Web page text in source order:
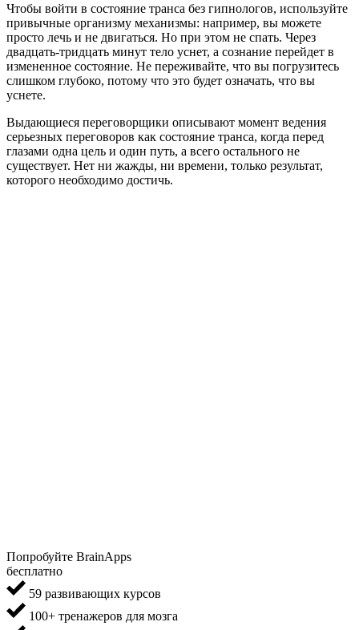
Чтобы войти в состояние транса без гипнологов, используйте
привычные организму механизмы: например, вы можете
просто лечь и не двигаться. Но при этом не спать. Через
двадцать-тридцать минут тело уснет, а сознание перейдет в
измененное состояние. Не переживайте, что вы погрузитесь
слишком глубоко, потому что это будет означать, что вы
уснете.
Выдающиеся переговорщики описывают момент ведения
серьезных переговоров как состояние транса, когда перед
глазами одна цель и один путь, а всего остального не
существует. Нет ни жажды, ни времени, только результат,
которого необходимо достичь.
Попробуйте BrainApps
бесплатно
59 развивающих курсов
100+ тренажеров для мозга